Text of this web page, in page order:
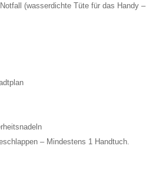
Notfall (wasserdichte Tüte für das
– Mindestens 1 Handtuch.